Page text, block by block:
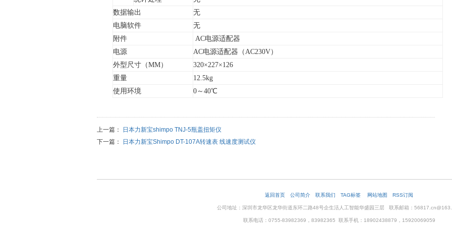
数据输出
无
电脑软件
无
附件
AC电源适配器
电源
AC电源适配器（ AC230V）
外型尺寸（MM） 320×227×126
重量
12.5kg
使用环境
0 ～ 40℃
上一篇：
日本力新宝shimpo TNJ-5瓶盖扭矩仪
下一篇：
日本力新宝Shimpo DT-107A转速表 线速度测试仪
返回首页 公司简介 联系我们 TAG标签 网站地图 RSS订阅
公司地址：深圳市龙华区龙华街道东环二路48号企生活人工智能华盛园三层 联系邮箱：
联系电话：0755-83982369，83982365 联系手机：18902438879，15920069059